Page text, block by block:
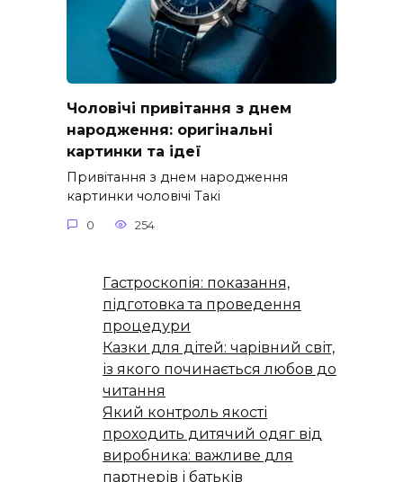
Чоловічі привітання з днем
народження: оригінальні
картинки та ідеї
Привітання з днем народження
картинки чоловічі Такі
0 254
Гастроскопія: показання,
підготовка та проведення
процедури
Казки для дітей: чарівний світ,
із якого починається любов до
читання
Який контроль якості
проходить дитячий одяг від
виробника: важливе для
партнерів і батьків